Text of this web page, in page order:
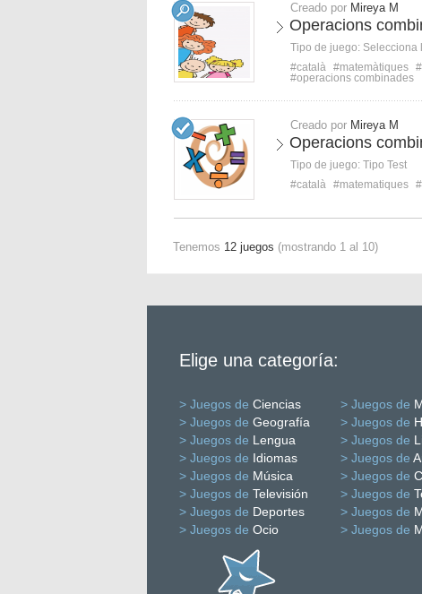
Creado por Mireya M
Operacions
Tipo de juego: Selecciona
#català #matemàtiques
#operacions combinades
Creado por Mireya M
Operacions
Tipo de juego: Tipo Test
#català #matematiques
Tenemos 12 juegos (mostrando 1 al 10)
Elige una categoría:
> Juegos de Ciencias > Juegos de
> Juegos de Geografía > Juegos de
> Juegos de Lengua > Juegos de
> Juegos de Idiomas > Juegos de
> Juegos de Música > Juegos de
> Juegos de Televisión > Juegos de
> Juegos de Deportes > Juegos de
> Juegos de Ocio > Juegos de